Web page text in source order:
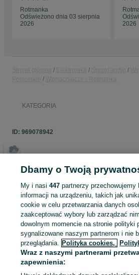
Rotmanka
Odświeżono dnia 03 sierpnia
2026
2026
KATEGORIA
ID: 969078942
sprzedającym
Zaloguj się / Załóż konto
Zadzwoń / SMS
Dbamy o Twoją
My i nasi447 partnerzy
informacji na urządzeniu, takich jak
cookie w celu przetwarzania danych
zaakceptować wybory lub zarządzać
dowolnym momencie na stronie polityki
sygnalizowane naszym partnerom i nie
przeglądania. Polityka cookies,
Wraz z naszymi partnerami
zapewnienia: